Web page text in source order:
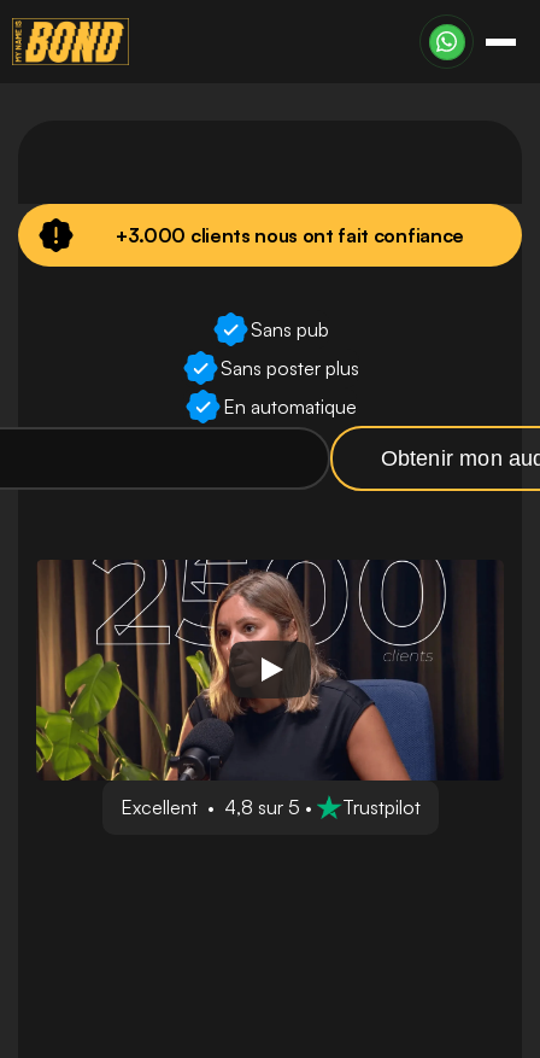
+3.000 clients nous ont fait confiance
Desabonnéscibléset
qualifiés
Instagram
Sans pub
Sans poster plus
En automatique
Obtenir mon
Excellent  •  4,8 sur 5 • Trustpilot